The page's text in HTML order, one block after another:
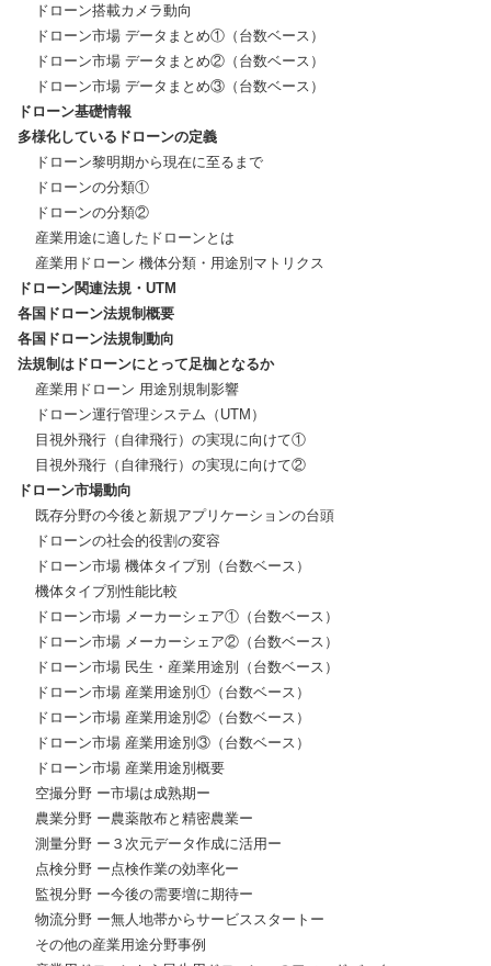
    ドローン搭載カメラ動向
    ドローン市場 データまとめ①（台数ベース）
    ドローン市場 データまとめ②（台数ベース）
ドローン基礎情報
多様化しているドローンの定義
    ドローン黎明期から現在に至るまで
    ドローンの分類①
    ドローンの分類②
    産業用途に適したドローンとは
ドローン関連法規・UTM
各国ドローン法規制概要
各国ドローン法規制動向
法規制はドローンにとって足枷となるか
    産業用ドローン 用途別規制影響
    ドローン運行管理システム（UTM）
    目視外飛行（自律飛行）の実現に向けて①
ドローン市場動向
    既存分野の今後と新規アプリケーションの台頭
    ドローンの社会的役割の変容
    ドローン市場 機体タイプ別（台数ベース）
    機体タイプ別性能比較
    ドローン市場 メーカーシェア①（台数ベース）
    ドローン市場 メーカーシェア②（台数ベース）
    ドローン市場 民生・産業用途別（台数ベース）
    ドローン市場 産業用途別①（台数ベース）
    ドローン市場 産業用途別②（台数ベース）
    ドローン市場 産業用途別③（台数ベース）
    ドローン市場 産業用途別概要
    空撮分野 ー市場は成熟期ー
    農業分野 ー農薬散布と精密農業ー
    測量分野 ー３次元データ作成に活用ー
    点検分野 ー点検作業の効率化ー
    監視分野 ー今後の需要増に期待ー
    物流分野 ー無人地帯からサービススタートー
    その他の産業用途分野事例